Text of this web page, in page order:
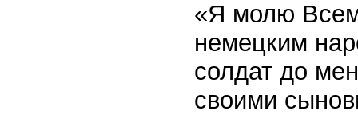
«Я молю
немецким
солдат до
своими